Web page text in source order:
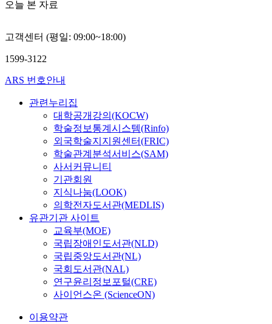
오늘 본 자료
고객센터 (평일: 09:00~18:00)
1599-3122
ARS 번호안내
관련누리집
대학공개강의(KOCW)
학술정보통계시스템(Rinfo)
외국학술지지원센터(FRIC)
학술관계분석서비스(SAM)
사서커뮤니티
기관회원
지식나눔(LOOK)
의학전자도서관(MEDLIS)
유관기관 사이트
교육부(MOE)
국립장애인도서관(NLD)
국립중앙도서관(NL)
국회도서관(NAL)
연구윤리정보포털(CRE)
사이언스온 (ScienceON)
이용약관